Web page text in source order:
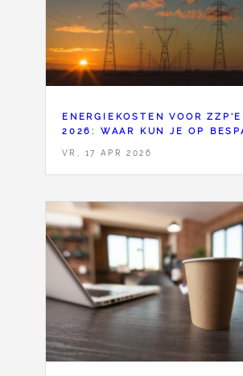
ENERGIEKOSTEN VOOR
2026: WAAR KUN JE OP
VR, 17 APR 2026